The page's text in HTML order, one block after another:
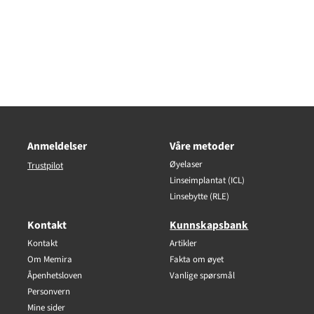
Anmeldelser
Trustpilot
Våre metoder
Øyelaser
Linseimplantat (ICL)
Linsebytte (RLE)
Kontakt
Kontakt
Om Memira
Åpenhetsloven
Personvern
Mine sider
Kunnskapsbank
Artikler
Fakta om øyet
Vanlige spørsmål